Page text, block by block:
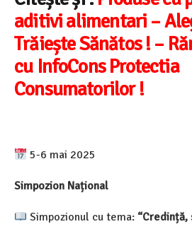
aditivi alimentari –
Trăiește Sănătos ! –
cu InfoCons Protectia
Consumatorilor !
5-6 mai 2025
Simpozion Național
Simpozionul cu tema: